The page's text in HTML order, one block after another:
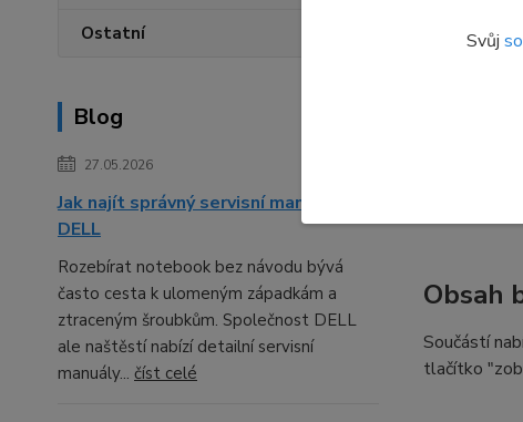
Ostatní
Blog
27.05.2026
Jak najít správný servisní manuál pro
DELL
Rozebírat notebook bez návodu bývá
často cesta k ulomeným západkám a
ztraceným šroubkům. Společnost DELL
ale naštěstí nabízí detailní servisní
manuály... číst celé
Jak
správný
Service
Obsah
Součástí
tlačítko
Svůj